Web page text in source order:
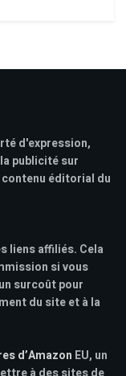
d'expression,
publicité sur
éditorial du
liens affiliés. Cela
si vous
surcoût pour
du site et à la
d’Amazon EU, un